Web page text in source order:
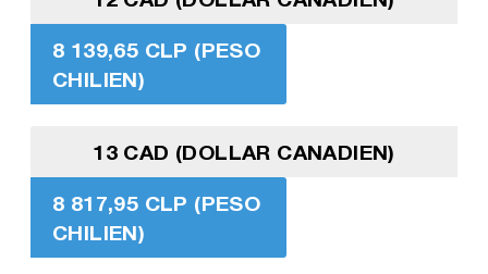
8 139,65 CLP (PESO
CHILIEN)
13 CAD (DOLLAR CANADIEN)
8 817,95 CLP (PESO
CHILIEN)